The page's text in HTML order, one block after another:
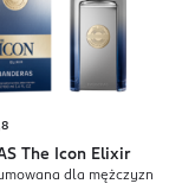
The Icon Elixir
dla mężczyzn